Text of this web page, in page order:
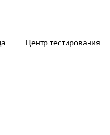
Центр тестирования